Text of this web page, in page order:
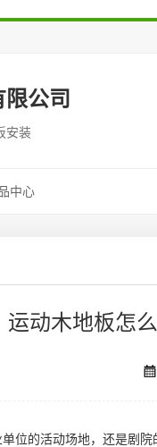
公司
安装
中心
运动木地板怎
的活动场地，还是剧院